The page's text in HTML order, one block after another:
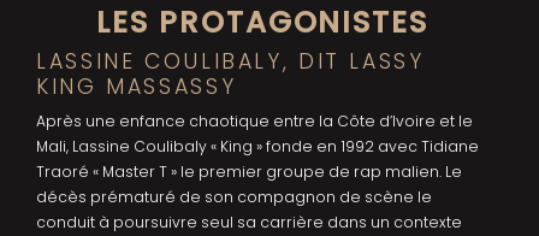
LES PROTAGONISTES
LASSINE COULIBALY, DIT LASSY
KING MASSASSY
Après une enfance chaotique entre la Côte d’Ivoire et le
Mali, Lassine Coulibaly « King » fonde en 1992 avec Tidiane
Traoré « Master T » le premier groupe de rap malien. Le
décès prématuré de son compagnon de scène le
conduit à poursuivre seul sa carrière dans un contexte